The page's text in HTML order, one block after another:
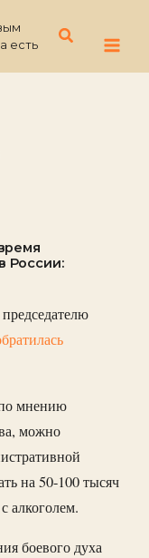
есть
Поиск
России:
мнению
можно
на 50-100 тысяч
алкоголем.
боевого духа